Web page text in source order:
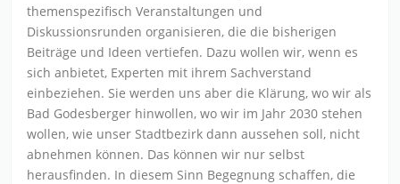
themenspezifisch Veranstaltungen und
Diskussionsrunden organisieren, die die bisherigen
Beiträge und Ideen vertiefen. Dazu wollen wir, wenn es
sich anbietet, Experten mit ihrem Sachverstand
einbeziehen. Sie werden uns aber die Klärung, wo wir als
Bad Godesberger hinwollen, wo wir im Jahr 2030 stehen
wollen, wie unser Stadtbezirk dann aussehen soll, nicht
abnehmen können. Das können wir nur selbst
herausfinden. In diesem Sinn Begegnung schaffen, die